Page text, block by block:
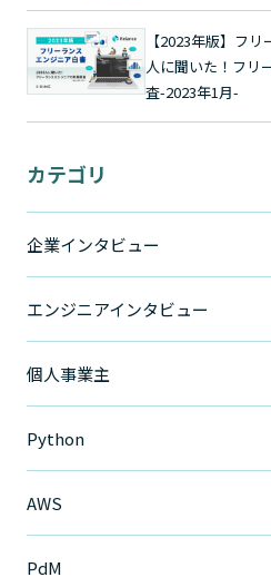
【2023年版】フ
人に聞いた！フリ
査-2023年1月-
カテゴリ
企業インタビュー
エンジニアインタビュー
個人事業主
Python
AWS
PdM